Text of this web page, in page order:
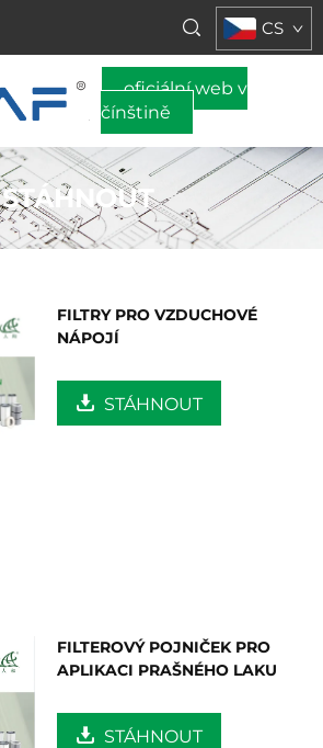
CS
oficiální web v
čínštině
STÁHNOUT
FILTRY PRO VZDUCHOVÉ
NÁPOJÍ
STÁHNOUT
FILTEROVÝ POJNIČEK PRO
APLIKACI PRAŠNÉHO LAKU
STÁHNOUT